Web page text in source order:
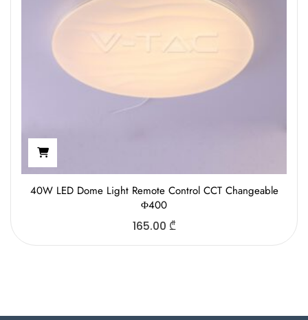
40W LED Dome Light Remote Control CCT Changeable
Φ400
165.00 ₾